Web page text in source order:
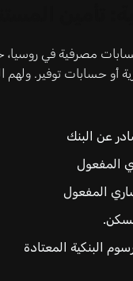
مصرفية في روسيا،
أو حسابات توفير. ولهم
عن البنك
المفعول
المفعول
البنكية المعتادة